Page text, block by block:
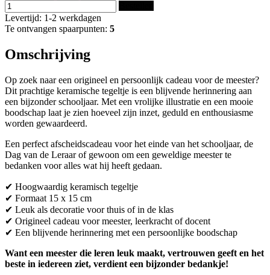
Levertijd: 1-2 werkdagen
Te ontvangen spaarpunten: 5
Omschrijving
Op zoek naar een origineel en persoonlijk cadeau voor de meester?
Dit prachtige keramische tegeltje is een blijvende herinnering aan
een bijzonder schooljaar. Met een vrolijke illustratie en een mooie
boodschap laat je zien hoeveel zijn inzet, geduld en enthousiasme
worden gewaardeerd.
Een perfect afscheidscadeau voor het einde van het schooljaar, de
Dag van de Leraar of gewoon om een geweldige meester te
bedanken voor alles wat hij heeft gedaan.
✔ Hoogwaardig keramisch tegeltje
✔ Formaat 15 x 15 cm
✔ Leuk als decoratie voor thuis of in de klas
✔ Origineel cadeau voor meester, leerkracht of docent
✔ Een blijvende herinnering met een persoonlijke boodschap
Want een meester die leren leuk maakt, vertrouwen geeft en het
beste in iedereen ziet, verdient een bijzonder bedankje!